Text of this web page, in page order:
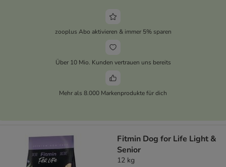
zooplus Abo aktivieren & immer 5% sparen
Über 10 Mio. Kunden vertrauen uns bereits
Mehr als 8.000 Markenprodukte für dich
Fitmin Dog for Life Light &
Senior
12 kg